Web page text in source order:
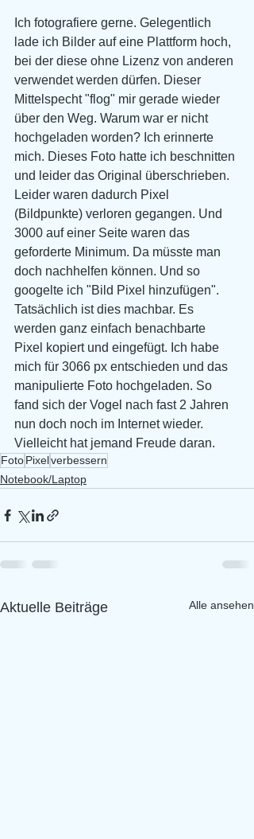
Ich fotografiere gerne. Gelegentlich
lade ich Bilder auf eine Plattform hoch,
bei der diese ohne Lizenz von anderen
verwendet werden dürfen. Dieser
Mittelspecht "flog" mir gerade wieder
über den Weg. Warum war er nicht
hochgeladen worden? Ich erinnerte
mich. Dieses Foto hatte ich beschnitten
und leider das Original überschrieben.
Leider waren dadurch Pixel
(Bildpunkte) verloren gegangen. Und
3000 auf einer Seite waren das
geforderte Minimum. Da müsste man
doch nachhelfen können. Und so
googelte ich "Bild Pixel hinzufügen".
Tatsächlich ist dies machbar. Es
werden ganz einfach benachbarte
Pixel kopiert und eingefügt. Ich habe
mich für 3066 px entschieden und das
manipulierte Foto hochgeladen. So
fand sich der Vogel nach fast 2 Jahren
nun doch noch im Internet wieder.
Vielleicht hat jemand Freude daran.
FotoPixelverbessern
Notebook/Laptop
Aktuelle Beiträge Alle ansehen